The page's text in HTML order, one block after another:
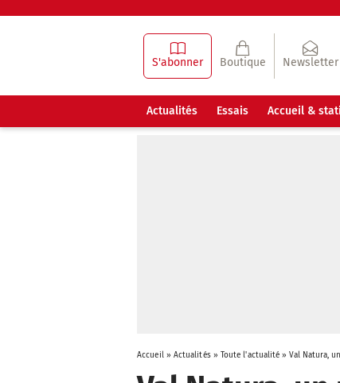
S'abonner Boutique Newsletter
Actualités Essais Accueil &
Accueil» Actualités» Toute l'actualité »Val Natura,